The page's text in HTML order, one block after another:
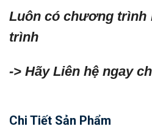
Luôn có chương trình
trình
-> Hãy Liên hệ ngay
Chi Tiết Sản Phẩm